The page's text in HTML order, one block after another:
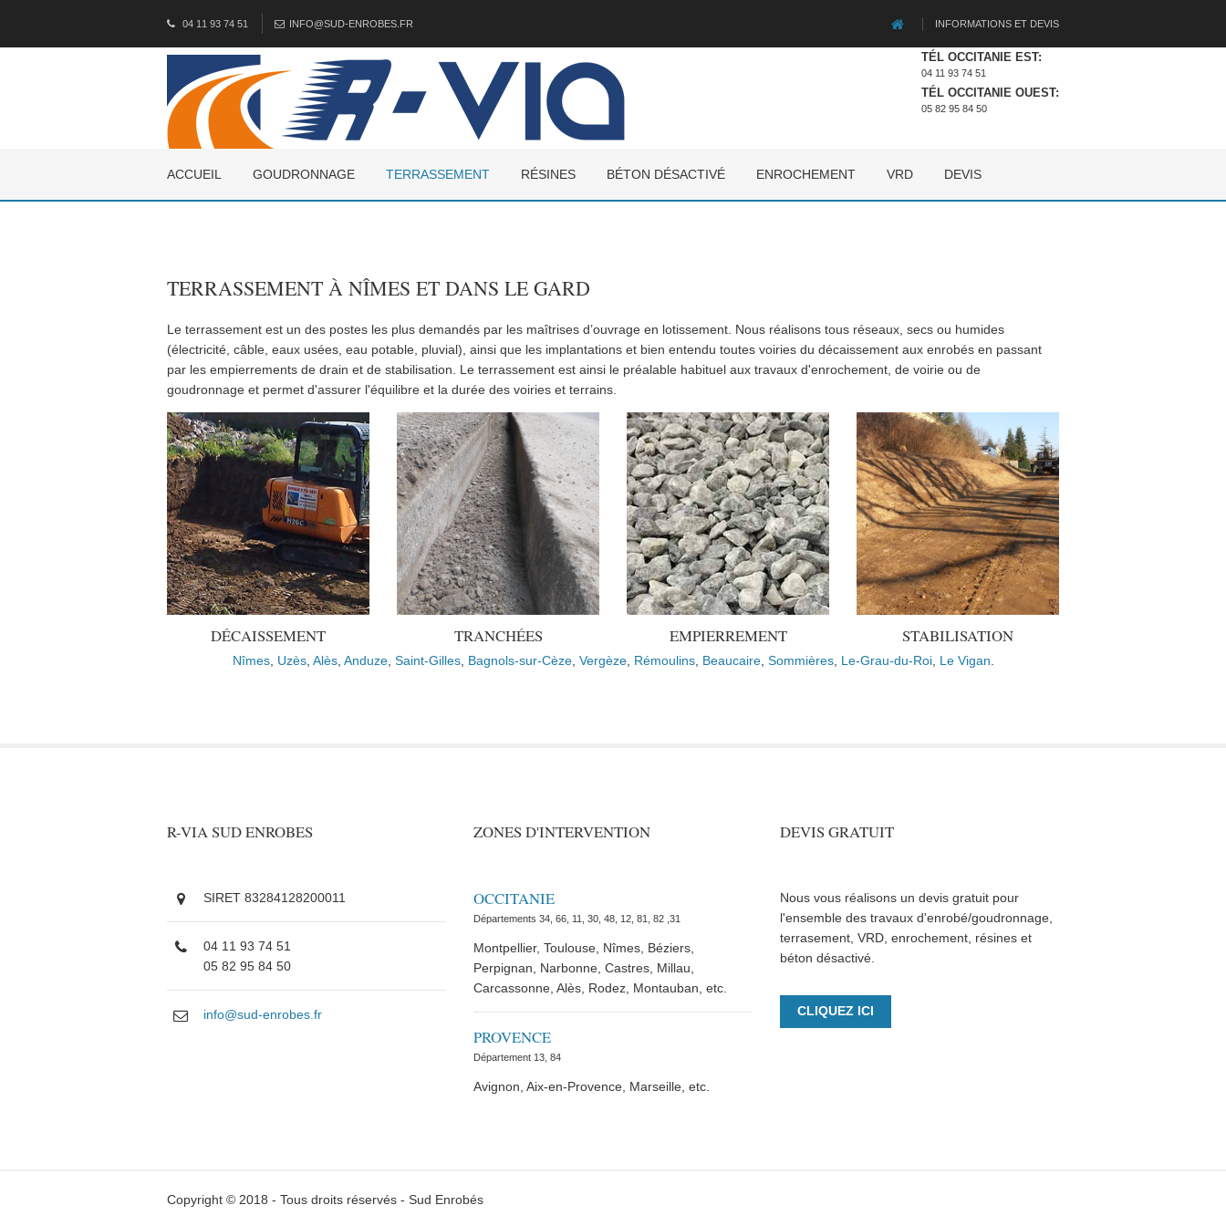
04 11 93 74 51 INFO@SUD-ENROBES.FR INFORMATIONS ET DEVIS
TÉL OCCITANIE EST:
04 11 93 74 51
TÉL OCCITANIE OUEST:
05 82 95 84 50
ACCUEIL GOUDRONNAGE TERRASSEMENT RÉSINES BÉTON DÉSACTIVÉ ENROCHEMENT VRD DEVIS
TERRASSEMENT À NÎMES ET DANS LE GARD
Le terrassement est un des postes les plus demandés par les maîtrises d’ouvrage en lotissement. Nous réalisons tous réseaux, secs ou humides
(électricité, câble, eaux usées, eau potable, pluvial), ainsi que les implantations et bien entendu toutes voiries du décaissement aux enrobés en passant
par les empierrements de drain et de stabilisation. Le terrassement est ainsi le préalable habituel aux travaux d'enrochement, de voirie ou de
goudronnage et permet d'assurer l'équilibre et la durée des voiries et terrains.
DÉCAISSEMENT TRANCHÉES EMPIERREMENT STABILISATION
Nîmes, Uzès, Alès, Anduze, Saint-Gilles, Bagnols-sur-Cèze, Vergèze, Rémoulins, Beaucaire, Sommières, Le-Grau-du-Roi, Le Vigan
R-VIA SUD ENROBES
SIRET 83284128200011
04 11 93 74 51
05 82 95 84 50
info@sud-enrobes.fr
ZONES D'INTERVENTION
OCCITANIE
Départements 34, 66, 11, 30, 48, 12, 81, 82 ,31
Montpellier, Toulouse, Nîmes, Béziers,
Perpignan, Narbonne, Castres, Millau,
Carcassonne, Alès, Rodez, Montauban, etc.
PROVENCE
Département 13, 84
Avignon, Aix-en-Provence, Marseille, etc.
DEVIS GRATUIT
Nous vous réalisons un devis gratuit pour
l'ensemble des travaux d'enrobé/goudronnage,
terrasement, VRD, enrochement, résines et
béton désactivé.
CLIQUEZ ICI
Copyright © 2018 - Tous droits réservés - Sud Enrobés